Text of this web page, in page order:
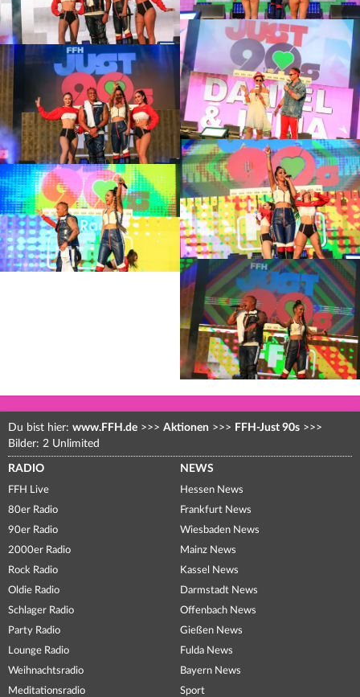
Du bist hier: www.FFH.de >>> Aktionen >>> FFH-Just 90s >>>
Bilder: 2 Unlimited
RADIO
FFH Live
80er Radio
90er Radio
2000er Radio
Rock Radio
Oldie Radio
Schlager Radio
Party Radio
Lounge Radio
Weihnachtsradio
Meditationsradio
NEWS
Hessen News
Frankfurt News
Wiesbaden News
Mainz News
Kassel News
Darmstadt News
Offenbach News
Gießen News
Fulda News
Bayern News
Sport